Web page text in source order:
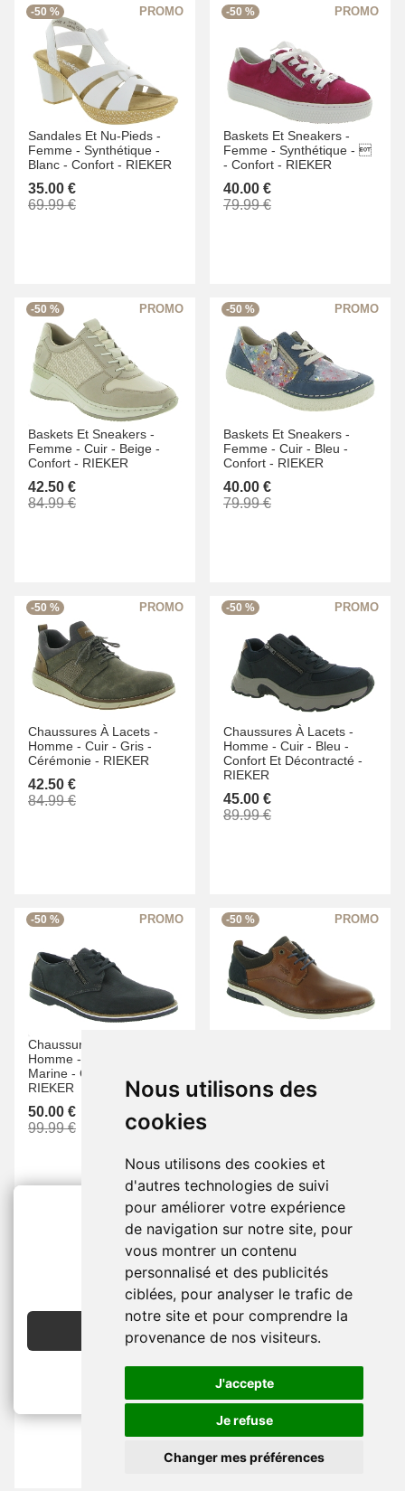
Nous utilisons des
cookies
Nous utilisons des cookies et
d'autres technologies de suivi
pour améliorer votre expérience
de navigation sur notre site, pour
vous montrer un contenu
personnalisé et des publicités
ciblées, pour analyser le trafic de
notre site et pour comprendre la
provenance de nos visiteurs.
J'accepte
Je refuse
Changer mes préférences
2€ OFFERTS
EN CRÉANT UN COMPTE
JE CRÉE MON COMPTE
-50 %
Sandales Et Nu-Pieds -
Femme - Synthétique -
Blanc - Confort - RIEKER
35.00 €
69.99 €
-50 %
Baskets Et Sneakers -
Femme - Synthétique - 
- Confort - RIEKER
40.00 €
79.99 €
-50 %
Baskets Et Sneakers -
Femme - Cuir - Beige -
Confort - RIEKER
42.50 €
84.99 €
-50 %
Baskets Et Sneakers -
Femme - Cuir - Bleu -
Confort - RIEKER
40.00 €
79.99 €
-50 %
Chaussures À Lacets -
Homme - Cuir - Gris -
Cérémonie - RIEKER
42.50 €
84.99 €
-50 %
Chaussures À Lacets -
Homme - Cuir - Bleu -
Confort Et Décontracté -
RIEKER
45.00 €
89.99 €
-50 %
Chaussures À Lacets -
Homme -
Marine - Cérémonie -
RIEKER
50.00 €
99.99 €
-50 %
47.50 €
Marron -
Homme - Cuir - Marron -
Confort -